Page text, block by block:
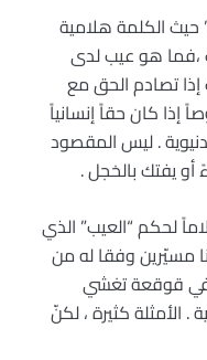
الكلمة هلامية
،فما هو عيب لدى
إذا تصادم الحق مع
إذا كان حقاً إنسانياً
. ليس المقصود
يفتك بالخجل .
لحكم “العيب” الذي
مسيّرين وفقا له من
في قوقعة تغشي
. الأمثلة كثيرة ، لكنّ